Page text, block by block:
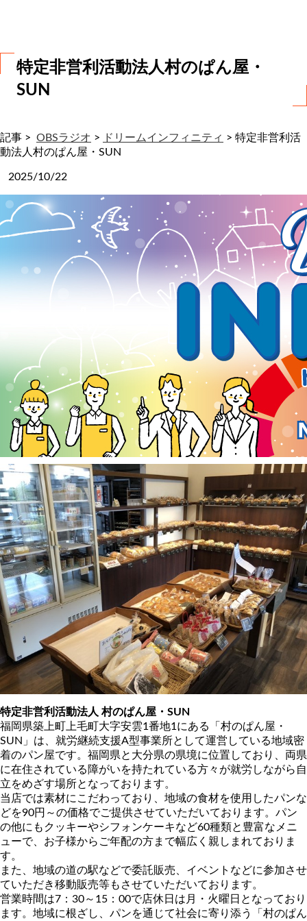
特定非営利活動法人村のぱん屋・
SUN
記事 > OBSラジオ > ドリームインフィニティ > 特定非営利活
動法人村のぱん屋・SUN
2025/10/22
特定非営利活動法人 村のぱん屋・SUN
福岡県築上町上毛町大字安雲1番地1にある「村のぱん屋・
SUN」は、就労継続支援A型事業所として運営している地域密
着のパン屋です。福岡県と大分県の県境に位置しており、両県
に在住されている障がいを持たれている方々が就労しながら自
立をめざす場所となっております。
当店では素材にこだわっており、地域の食材を使用したパンな
どを90円～の価格でご提供させていただいております。パン
の他にもクッキーやシフォンケーキなど60種類と豊富なメニ
ューで、お子様からご年配の方まで幅広く親しまれておりま
す。
また、地域の道の駅などで委託販売、イベントなどに参加させ
ていただき移動販売等もさせていただいております。
営業時間は7：30～15：00で店休日は月・火曜日となっており
ます。地域に根ざし、パンを通じて社会に寄り添う「村のぱん